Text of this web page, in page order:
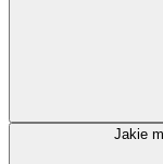
Jakie